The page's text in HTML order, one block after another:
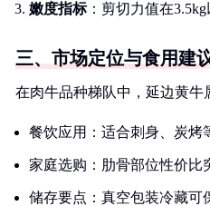
嫩度指标：剪切力值在
三、市场定位与食用建
在肉牛品种梯队中，延边黄牛
餐饮应用：适合刺身、炭烤
家庭选购：肋骨部位性价比
储存要点：真空包装冷藏可